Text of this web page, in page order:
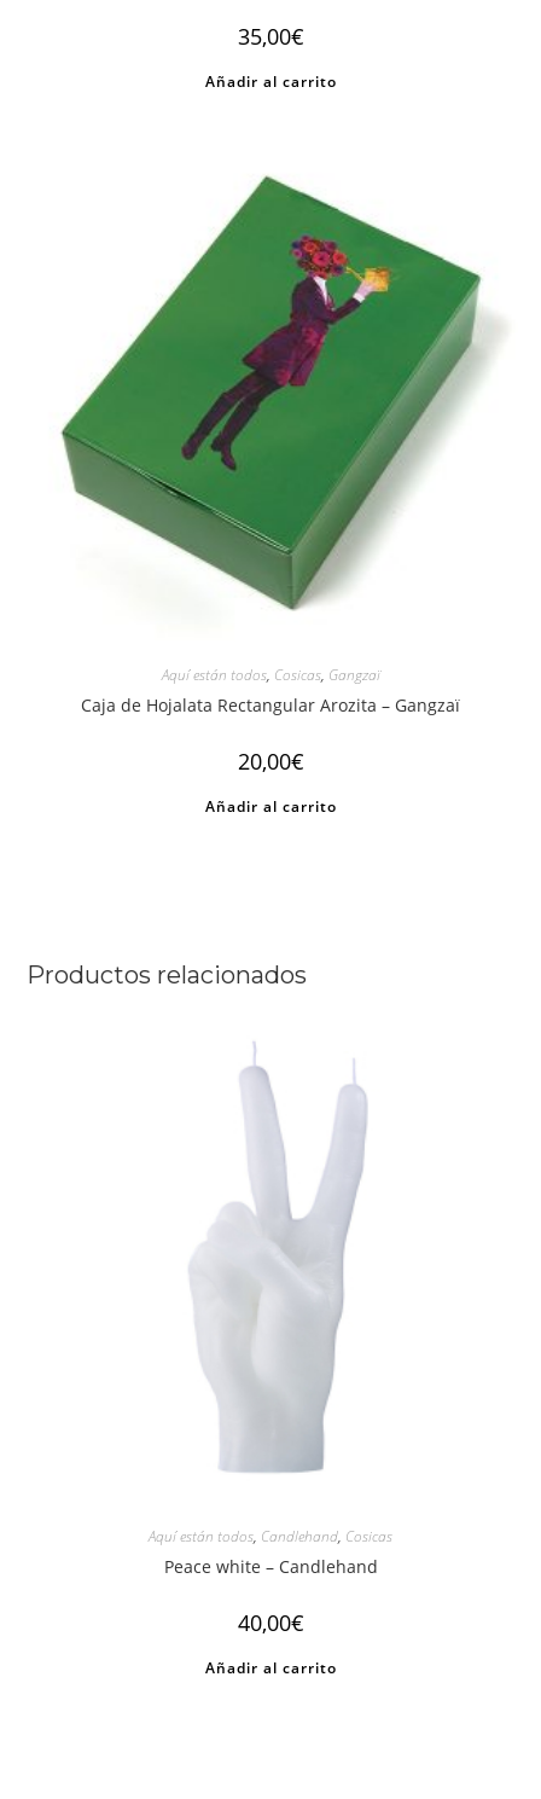
35,00€
Añadir al carrito
Aquí están todos, Cosicas, Gangzaï
Caja de Hojalata Rectangular Arozita – Gangzaï
20,00€
Añadir al carrito
Productos relacionados
Aquí están todos, Candlehand, Cosicas
Peace white – Candlehand
40,00€
Añadir al carrito